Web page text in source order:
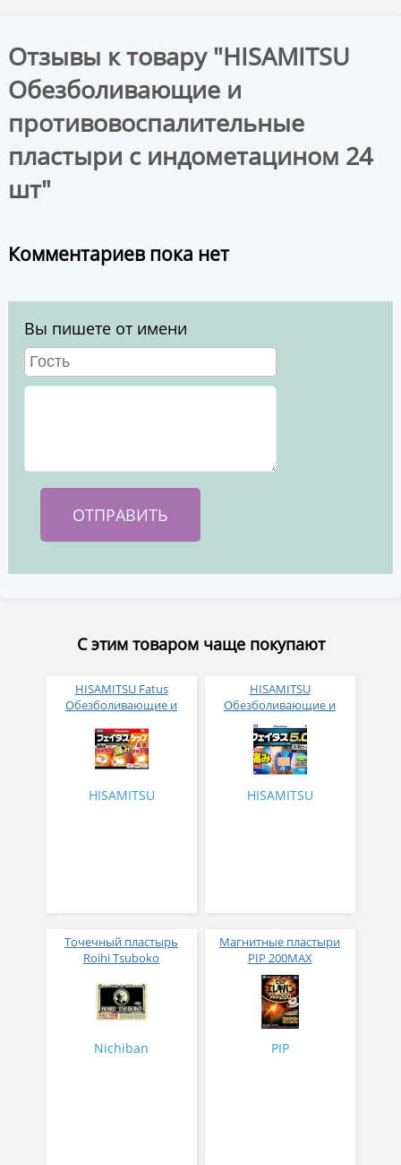
Отзывы к товару "HISAMITSU
Обезболивающие и
противовоспалительные
пластыри с индометацином 24
шт"
Комментариев пока нет
Вы пишете от имени
С этим товаром чаще покупают
HISAMITSU Fatus
Обезболивающие и
пластыри длительного
действия с
согревающим эффектом
HISAMITSU
HISAMITSU
Обезболивающие и
противовоспалительные
пластыри длительного
действия 14 шт
HISAMITSU
Точечный пластырь
Roihi Tsuboko
противовоспалительным
и обезболивающим
эффектом № 156
Nichiban
Магнитные пластыри
PIP 200MAX
PIP